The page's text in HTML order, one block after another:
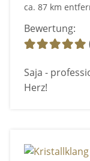
ca. 87 km
Bewertung:
Saja -
Herz!